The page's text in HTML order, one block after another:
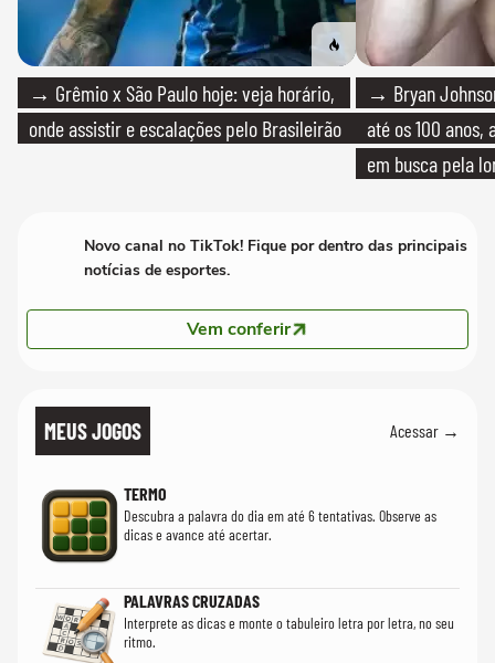
→ Grêmio x São Paulo hoje: veja horário,
onde assistir e escalações pelo Brasileirão
→ Bryan
até os 100
em busca pela
Novo canal no TikTok! Fique por dentro das principais
notícias de esportes.
Vem conferir
MEUS JOGOS Acessar →
TERMO
Descubra a palavra do dia em até 6 tentativas. Observe as
dicas e avance até acertar.
PALAVRAS CRUZADAS
Interprete as dicas e monte o tabuleiro letra por letra, no seu
ritmo.